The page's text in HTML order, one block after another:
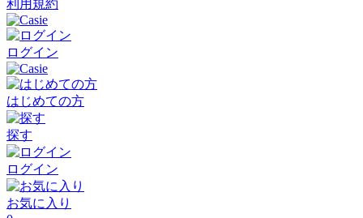
利用規約
ログイン
はじめての方
探す
ログイン
お気に入り